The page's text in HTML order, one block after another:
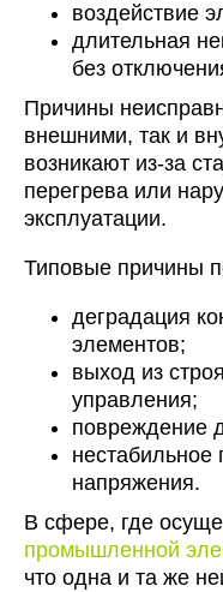
воздействие
длительная
без
Причины
внешними, так и
возникают из-за
перегрева или
эксплуатации.
Типовые причины
деградация
элементов;
выход из
управления;
повреждение
нестабильное
напряжения.
В сфере, где
промышленной
что одна и та же